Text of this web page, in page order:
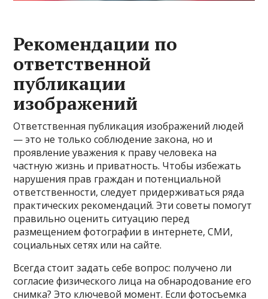
Рекомендации по
ответственной
публикации
изображений
Ответственная публикация изображений людей
— это не только соблюдение закона, но и
проявление уважения к праву человека на
частную жизнь и приватность. Чтобы избежать
нарушения прав граждан и потенциальной
ответственности, следует придерживаться ряда
практических рекомендаций. Эти советы помогут
правильно оценить ситуацию перед
размещением фотографии в интернете, СМИ,
социальных сетях или на сайте.
Всегда стоит задать себе вопрос: получено ли
согласие физического лица на обнародование его
снимка? Это ключевой момент. Если фотосъемка